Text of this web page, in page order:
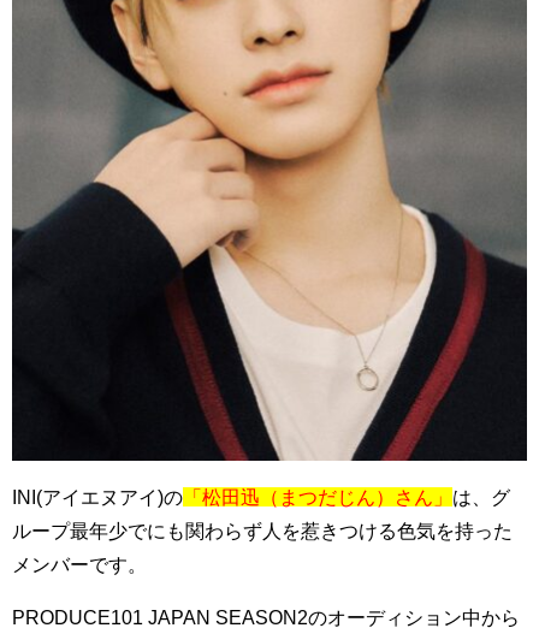
INI(アイエヌアイ)の 「松田迅（まつだじん）さん」 は、グ
ループ最年少でにも関わらず人を惹きつける色気を持った
メンバーです。
PRODUCE101 JAPAN SEASON2のオーディション中から